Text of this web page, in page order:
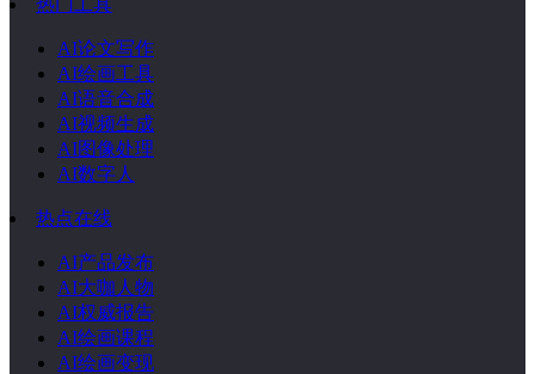
热门工具
AI论文写作
AI绘画工具
AI语音合成
AI视频生成
AI图像处理
AI数字人
热点在线
AI产品发布
AI大咖人物
AI权威报告
AI绘画课程
AI绘画变现